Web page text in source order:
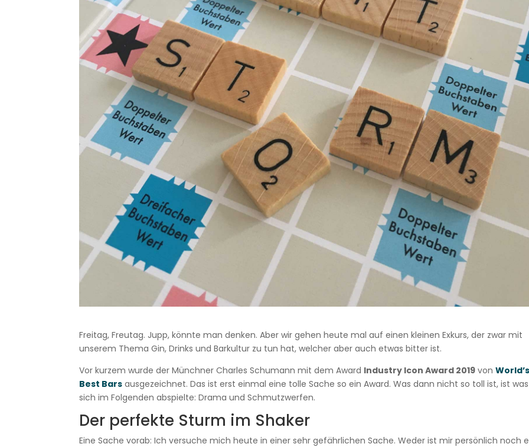
Freitag, Freutag. Jupp, könnte man denken. Aber wir gehen heute mal auf einen kleinen Exkurs, der zwar mit
unserem Thema Gin, Drinks und Barkultur zu tun hat, welcher aber auch etwas bitter ist.
Vor kurzem wurde der Münchner Charles Schumann mit dem Award Industry Icon Award 2019 von
Best Bars ausgezeichnet. Das ist erst einmal eine tolle Sache so ein Award. Was dann nicht so toll ist, ist was
sich im Folgenden abspielte: Drama und Schmutzwerfen.
Der perfekte Sturm im Shaker
Eine Sache vorab: Ich versuche mich heute in einer sehr gefährlichen Sache. Weder ist mir persönlich noch